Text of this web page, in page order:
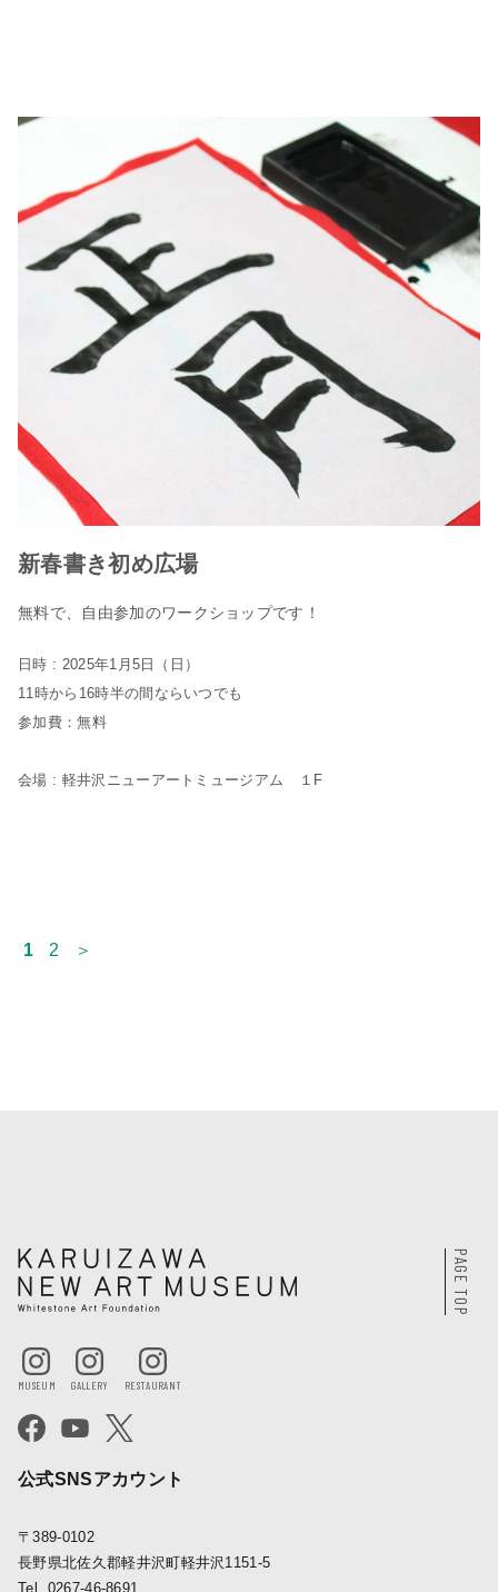
新春書き初め広場
無料で、自由参加のワークショップです！
日時 : 2025年1月5日（日）
11時から16時半の間ならいつでも
参加費：無料
会場 : 軽井沢ニューアートミュージアム １F
1 2 ＞
公式SNSアカウント
〒389-0102
長野県北佐久郡軽井沢町軽井沢1151-5
Tel. 0267-46-8691
PAGE TOP